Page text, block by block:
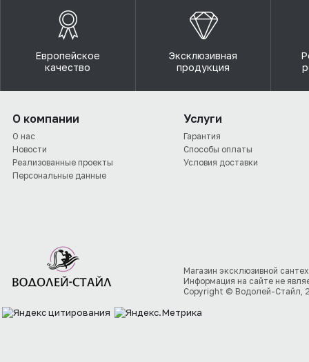
Европейское
качество
Эксклюзивная
продукция
О компании
О нас
Новости
Реализованные проекты
Персональные данные
Услуги
Гарантия
Способы оплаты
Условия доставки
Магазин эксклюзивной
Информация на сайте не
Copyright © Водолей-Стайл,